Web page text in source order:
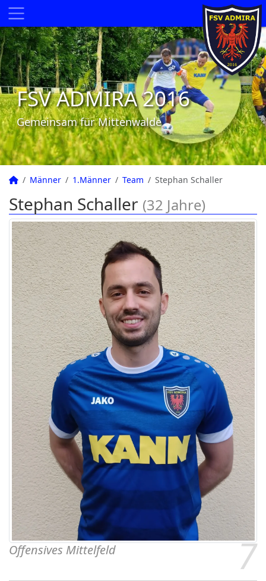
FSV ADMIRA 2016
Gemeinsam für Mittenwalde
Männer 1.Männer Team Stephan Schaller
Stephan Schaller (32 Jahre)
7
Offensives Mittelfeld